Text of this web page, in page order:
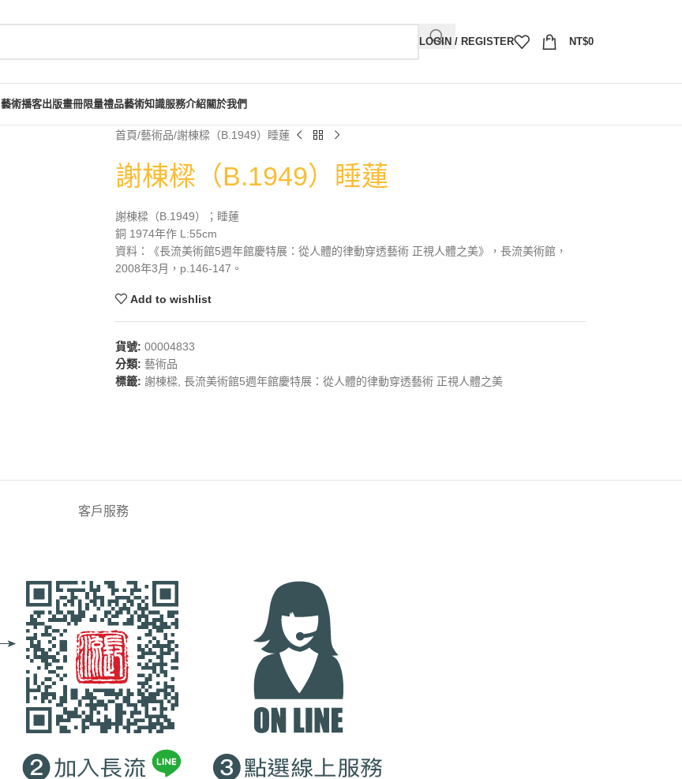
LOGIN / REGISTER NT$0
藝術播客出版畫冊限量禮品藝術知識服務介紹關於我們
首頁 藝術品 謝棟樑（B.1949）睡蓮
謝棟樑（B.1949）睡蓮
謝棟樑（B.1949）；睡蓮
銅 1974年作 L:55cm
資料：《長流美術館5週年館慶特展：從人體的律動穿透藝術 正視人體之美》，長流美術館，
2008年3月，p.146-147。
Add to wishlist
貨號: 00004833
分類: 藝術品
標籤: 謝棟樑, 長流美術館5週年館慶特展：從人體的律動穿透藝術 正視人體之美
客戶服務